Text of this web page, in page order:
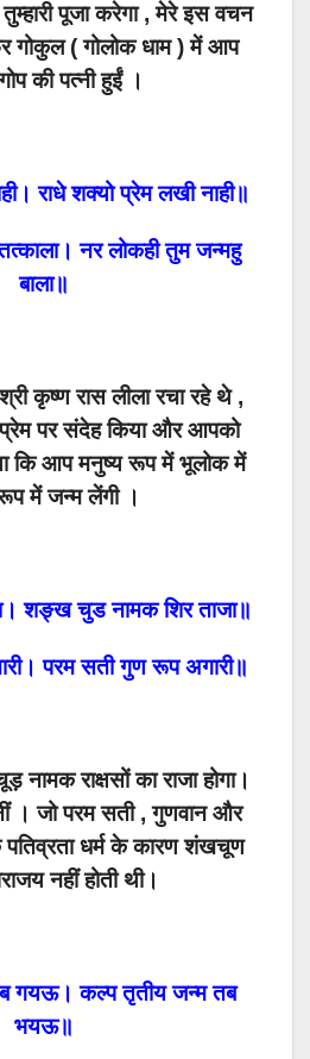
पूजा करेगा , मेरे इस वचन
गोकुल ( गोलोक धाम ) में आप
की पत्नी हुईं ।
राधे शक्यो प्रेम लखी नाही॥
नर लोकही तुम जन्महु
बाला॥
कृष्ण रास लीला रचा रहे थे ,
पर संदेह किया और आपको
कि आप मनुष्य रूप में भूलोक में
में जन्म लेंगी ।
शङ्ख चुड नामक शिर ताजा॥
परम सती गुण रूप अगारी॥
राक्षसों का राजा होगा।
। जो परम सती , गुणवान और
धर्म के कारण शंखचूण
नहीं होती थी।
गयऊ। कल्प तृतीय जन्म तब
भयऊ॥